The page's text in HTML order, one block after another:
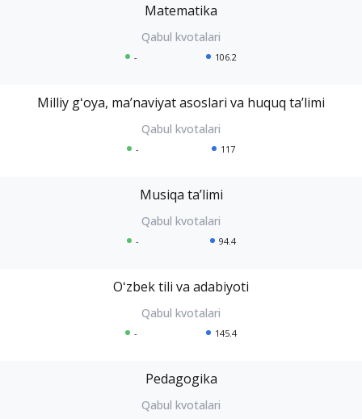
Matematika
- 106.2
Milliy gʻoya, maʼnaviyat asoslari va huquq taʼlimi
- 117
Musiqa taʼlimi
- 94.4
Oʻzbek tili va adabiyoti
- 145.4
Pedagogika